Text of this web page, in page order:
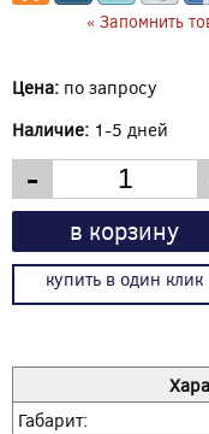
« Запомнить
Цена: по запросу
Наличие: 1-5 дней
-
в корзину
купить в один клик
Габарит: